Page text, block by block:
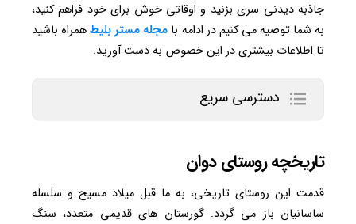
جاذبه دیدنی سری بزنید و اوقاتی خوش برای خود فراهم کنید،
به شما توصیه می کنیم در ادامه با مجله مستر بلیطهمراه باشید
تا اطلاعات بیشتری در این خصوص به دست آورید.
دسترسی سریع
تاریخچه روستای دوان
قدمت این روستای تاریخی، به ما قبل میلاد مسیح و سلسله
ساسانیان باز می گردد. گورستان های قدیمی متعدد، سنگ